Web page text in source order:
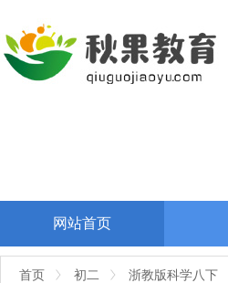
网站首页
首页 初二 浙教版科学八下